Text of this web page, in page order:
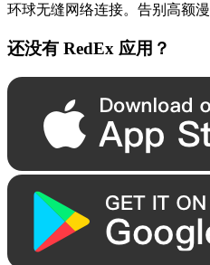
环球无缝网络连接。告别高额
还没有 RedEx 应用？